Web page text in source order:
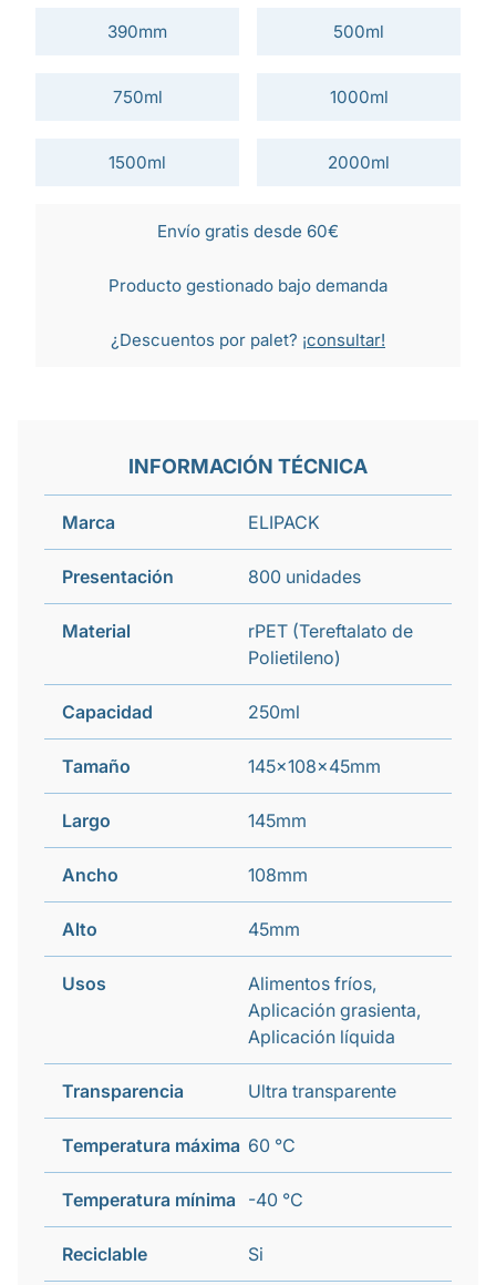
390mm 500ml
750ml 1000ml
1500ml 2000ml
Envío gratis desde 60€
Producto gestionado bajo demanda
¿Descuentos por palet? ¡consultar!
INFORMACIÓN TÉCNICA
Marca ELIPACK
Presentación 800 unidades
Material
rPET (Tereftalato de
Polietileno)
Capacidad 250ml
Tamaño 145x108x45mm
Largo 145mm
Ancho 108mm
Alto 45mm
Usos
Alimentos fríos,
Aplicación grasienta,
Aplicación líquida
Transparencia Ultra transparente
Temperatura máxima 60 °C
Temperatura mínima -40 °C
Reciclable Si